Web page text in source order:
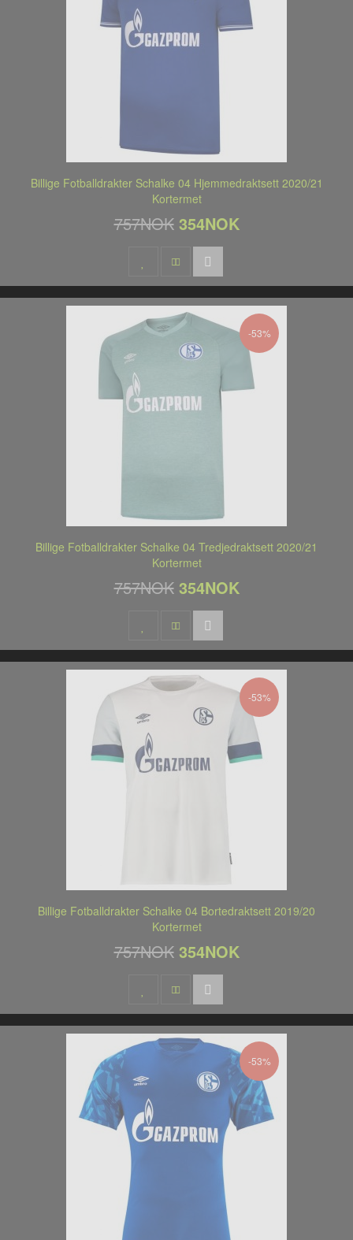
Billige Fotballdrakter Schalke 04 Hjemmedraktsett 2020/21
Kortermet
757NOK 354NOK
-53%
Billige Fotballdrakter Schalke 04 Tredjedraktsett 2020/21
Kortermet
757NOK 354NOK
-53%
Billige Fotballdrakter Schalke 04 Bortedraktsett 2019/20
Kortermet
757NOK 354NOK
-53%